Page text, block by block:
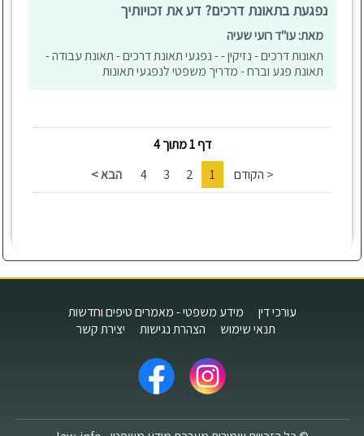
נפגעת בתאונת דרכים? דע את זכויותיך
מאת: עו"ד רועי שעיה
תאונות דרכים - נזיקין - - נפגעי תאונת דרכים - תאונת עבודה -
תאונת פגע וברח - מדריך משפטי לנפגעי תאונות
דף 1 מתוך 4
< הקודם
1
2
3
4 הבא >
עורכי דין
מידע משפטי - מאמרים טיפים וחדשות
תנאי שימוש
הצהרת נגישות יצירת קשר